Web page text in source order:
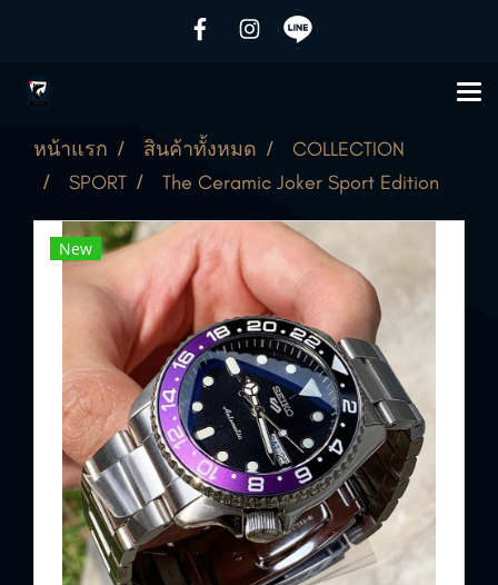
หน้าแรก สินค้าทั้งหมด
COLLECTION
SPORT
The Ceramic Joker Sport Edition
New